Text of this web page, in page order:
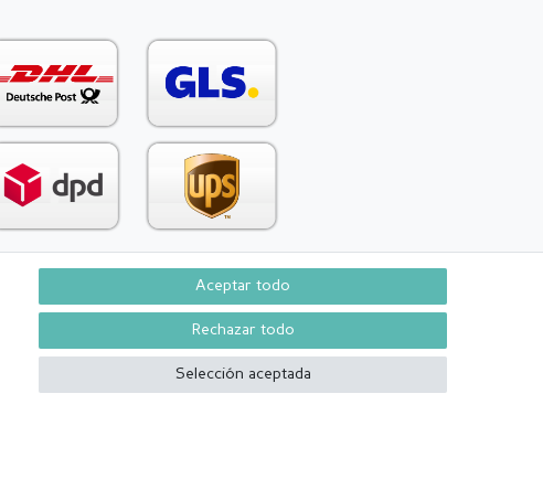
Withdraw from contract here Contacto
Aceptar todo
Rechazar todo
Selección aceptada